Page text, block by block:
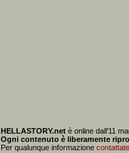
HELLASTORY.netè online dall'11
Ogni contenuto è liberamente
Per qualunque informazione